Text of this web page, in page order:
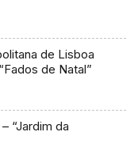
de Lisboa
de Natal”
“Jardim da